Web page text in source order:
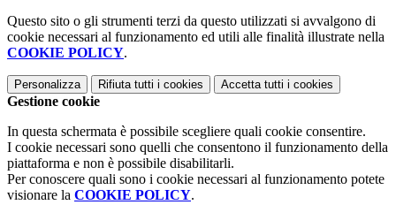
Questo sito o gli strumenti terzi da questo utilizzati si avvalgono di
cookie necessari al funzionamento ed utili alle finalità illustrate nella
COOKIE POLICY.
Personalizza Rifiuta tutti i cookies Accetta tutti i cookies
Gestione cookie
In questa schermata è possibile scegliere quali cookie consentire.
I cookie necessari sono quelli che consentono il funzionamento della
piattaforma e non è possibile disabilitarli.
Per conoscere quali sono i cookie necessari al funzionamento potete
visionare la COOKIE POLICY.